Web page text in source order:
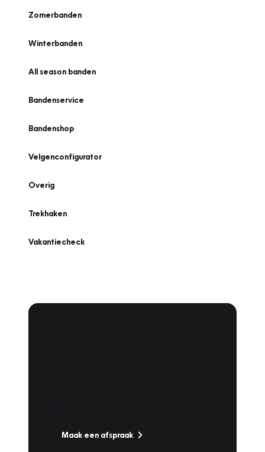
Zomerbanden
Winterbanden
All season banden
Bandenservice
Bandenshop
Velgenconfigurator
Overig
Trekhaken
Vakantiecheck
Maak een afspraak